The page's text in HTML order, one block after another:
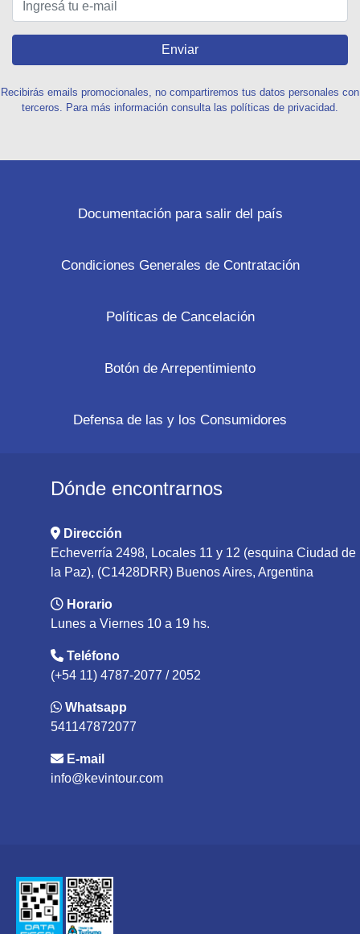
Enviar
Recibirás emails promocionales, no compartiremos tus datos personales con
terceros. Para más información consulta las políticas de privacidad.
Documentación para salir del país
Condiciones Generales de Contratación
Políticas de Cancelación
Botón de Arrepentimiento
Defensa de las y los Consumidores
Dónde encontrarnos
Dirección
Echeverría 2498, Locales 11 y 12 (esquina Ciudad de
la Paz), (C1428DRR) Buenos Aires, Argentina
Horario
Lunes a Viernes 10 a 19 hs.
Teléfono
(+54 11) 4787-2077 / 2052
Whatsapp
541147872077
E-mail
info@kevintour.com